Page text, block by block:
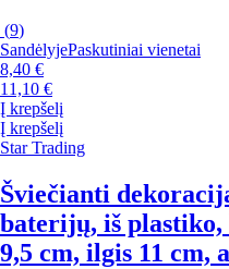
(9)
SandėlyjePaskutiniai vienetai
8,40 €
11,10 €
Į krepšelį
Į krepšelį
Star Trading
Šviečianti
baterijų, iš plastiko,
9,5 cm, ilgis 11 cm,